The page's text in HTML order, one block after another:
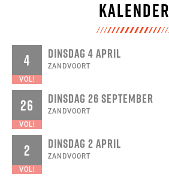
Kalender
4
VOL!
DINSDAG 4 APRIL
ZANDVOORT
26
VOL!
DINSDAG 26 SEPTEMBER
ZANDVOORT
2
VOL!
DINSDAG 2 APRIL
ZANDVOORT